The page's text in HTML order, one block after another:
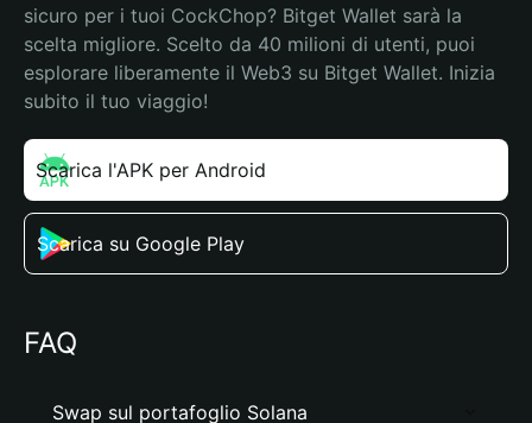
sicuro per i tuoi CockChop? Bitget Wallet sarà la
scelta migliore. Scelto da 40 milioni di utenti, puoi
esplorare liberamente il Web3 su Bitget Wallet. Inizia
subito il tuo viaggio!
Scarica l'APK per Android
Scarica su Google Play
FAQ
Swap sul portafoglio Solana